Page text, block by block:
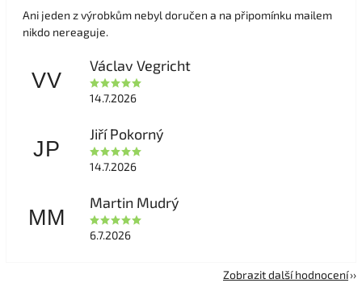
Ani jeden z výrobkům nebyl doručen a na připomínku mailem
nikdo nereaguje.
VV
Václav Vegricht
14.7.2026
JP
Jiří Pokorný
14.7.2026
MM
Martin Mudrý
6.7.2026
Zobrazit další hodnocení